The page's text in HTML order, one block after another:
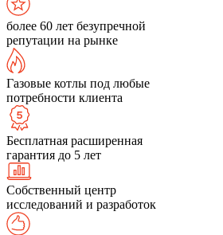
более 60 лет безупречной
репутации на рынке
Газовые котлы под любые
потребности клиента
Бесплатная расширенная
гарантия до 5 лет
Собственный центр
исследований и разработок